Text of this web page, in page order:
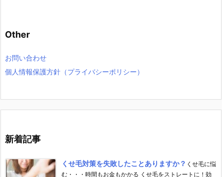
Other
お問い合わせ
個人情報保護方針（プライバシーポリシー）
新着記事
くせ毛対策を失敗したことありますか？ くせ毛に悩
む・・・時間もお金もかかる くせ毛をストレートに！効